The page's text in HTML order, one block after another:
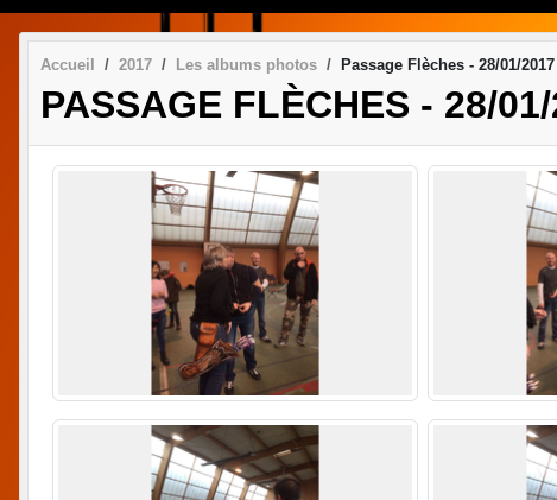
Accueil 2017 Les albums photos Passage Flèches - 28/01/2017
PASSAGE FLÈCHES - 28/